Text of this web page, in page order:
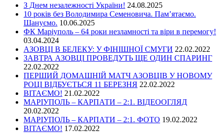
З Днем незалежності України! 24.08.2025
10 років без Володимира Семеновича. Пам’ятаємо.
Шануємо. 10.06.2025
ФК Маріуполь – 64 роки незламності та віри в перемогу!
03.04.2024
АЗОВЦІ В БЕЛЕКУ: У ФІНІШНОЇ СМУГИ 22.02.2022
ЗАВТРА АЗОВЦІ ПРОВЕДУТЬ ЩЕ ОДИН СПАРИНГ
22.02.2022
ПЕРШИЙ ДОМАШНІЙ МАТЧ АЗОВЦІВ У НОВОМУ
РОЦІ ВІДБУЄТЬСЯ 11 БЕРЕЗНЯ 22.02.2022
ВІТАЄМО! 21.02.2022
МАРІУПОЛЬ – КАРПАТИ – 2:1. ВІДЕООГЛЯД
20.02.2022
МАРІУПОЛЬ – КАРПАТИ – 2:1. ФОТО 19.02.2022
ВІТАЄМО! 17.02.2022